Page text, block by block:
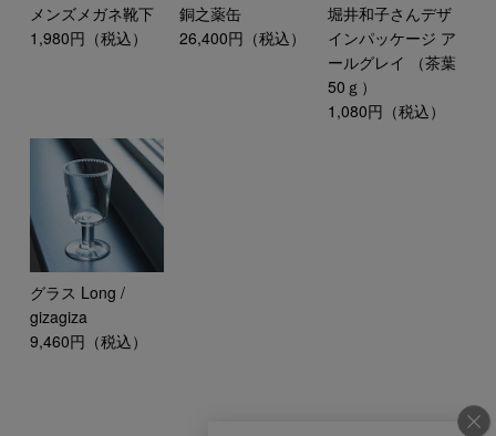
メンズメガネ靴下
1,980円（税込）
銅之薬缶
26,400円（税込）
堀井和子さんデザ
インパッケージ ア
ールグレイ （茶葉
50ｇ）
1,080円（税込）
グラス Long /
gizagiza
9,460円（税込）